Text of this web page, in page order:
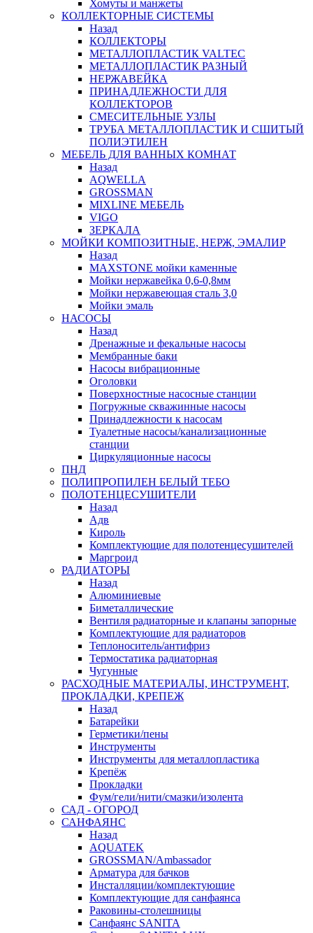
Хомуты и манжеты
КОЛЛЕКТОРНЫЕ СИСТЕМЫ
Назад
КОЛЛЕКТОРЫ
МЕТАЛЛОПЛАСТИК VALTEC
МЕТАЛЛОПЛАСТИК РАЗНЫЙ
НЕРЖАВЕЙКА
ПРИНАДЛЕЖНОСТИ ДЛЯ
КОЛЛЕКТОРОВ
СМЕСИТЕЛЬНЫЕ УЗЛЫ
ТРУБА МЕТАЛЛОПЛАСТИК И СШИТЫЙ
ПОЛИЭТИЛЕН
МЕБЕЛЬ ДЛЯ ВАННЫХ КОМНАТ
Назад
AQWELLA
GROSSMAN
MIXLINE МЕБЕЛЬ
VIGO
ЗЕРКАЛА
МОЙКИ КОМПОЗИТНЫЕ, НЕРЖ, ЭМАЛИР
Назад
MAXSTONE мойки каменные
Мойки нержавейка 0,6-0,8мм
Мойки нержавеющая сталь 3,0
Мойки эмаль
НАСОСЫ
Назад
Дренажные и фекальные насосы
Мембранные баки
Насосы вибрационные
Оголовки
Поверхностные насосные станции
Погружные скважинные насосы
Принадлежности к насосам
Туалетные насосы/канализационные
станции
Циркуляционные насосы
ПНД
ПОЛИПРОПИЛЕН БЕЛЫЙ ТЕБО
ПОЛОТЕНЦЕСУШИТЕЛИ
Назад
Адв
Кироль
Комплектующие для полотенцесушителей
Маргроид
РАДИАТОРЫ
Назад
Алюминиевые
Биметаллические
Вентиля радиаторные и клапаны запорные
Комплектующие для радиаторов
Теплоноситель/антифриз
Термостатика радиаторная
Чугунные
РАСХОДНЫЕ МАТЕРИАЛЫ, ИНСТРУМЕНТ,
ПРОКЛАДКИ, КРЕПЕЖ
Назад
Батарейки
Герметики/пены
Инструменты
Инструменты для металлопластика
Крепёж
Прокладки
Фум/гели/нити/смазки/изолента
САД - ОГОРОД
САНФАЯНС
Назад
AQUATEK
GROSSMAN/Ambassador
Арматура для бачков
Инсталляции/комплектующие
Комплектующие для санфаянса
Раковины-столешницы
Санфаянс SANITA